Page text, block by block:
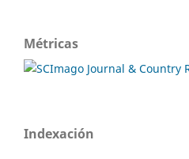
Métricas
Indexación